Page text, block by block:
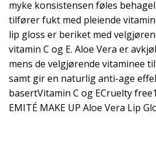
myke konsistensen føles
tilfører fukt med pleiende
lip gloss er beriket med
vitamin C og E. Aloe Vera er
mens de velgjørende vitaminee
samt gir en naturlig anti-age
basertVitamin C og ECruelty
EMITÉ MAKE UP Aloe Vera Lip